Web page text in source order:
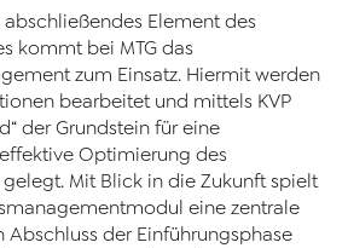
Element des
kommt bei MTG das
zum Einsatz. Hiermit werden
bearbeitet und mittels KVP
der Grundstein für eine
Optimierung des
Mit Blick in die Zukunft spielt
eine zentrale
Abschluss der Einführungsphase